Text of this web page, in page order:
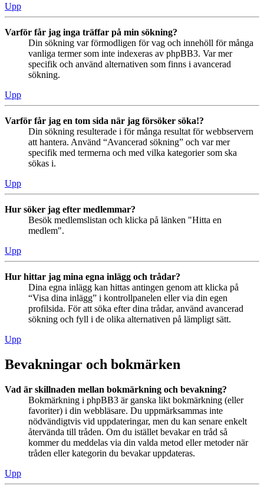
Upp
Varför får jag inga träffar på min sökning?
Din sökning var förmodligen för vag och innehöll för många
vanliga termer som inte indexeras av phpBB3. Var mer
specifik och använd alternativen som finns i avancerad
sökning.
Upp
Varför får jag en tom sida när jag försöker söka!?
Din sökning resulterade i för många resultat för webbservern
att hantera. Använd “Avancerad sökning” och var mer
specifik med termerna och med vilka kategorier som ska
sökas i.
Upp
Hur söker jag efter medlemmar?
Besök medlemslistan och klicka på länken "Hitta en
medlem".
Upp
Hur hittar jag mina egna inlägg och trådar?
Dina egna inlägg kan hittas antingen genom att klicka på
“Visa dina inlägg” i kontrollpanelen eller via din egen
profilsida. För att söka efter dina trådar, använd avancerad
sökning och fyll i de olika alternativen på lämpligt sätt.
Upp
Bevakningar och bokmärken
Vad är skillnaden mellan bokmärkning och bevakning?
Bokmärkning i phpBB3 är ganska likt bokmärkning (eller
favoriter) i din webbläsare. Du uppmärksammas inte
nödvändigtvis vid uppdateringar, men du kan senare enkelt
återvända till tråden. Om du istället bevakar en tråd så
kommer du meddelas via din valda metod eller metoder när
tråden eller kategorin du bevakar uppdateras.
Upp